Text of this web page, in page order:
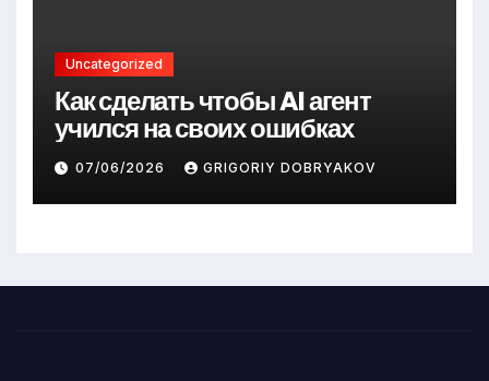
Uncategorized
Как сделать чтобы AI агент
учился на своих ошибках
07/06/2026 GRIGORIY DOBRYAKOV